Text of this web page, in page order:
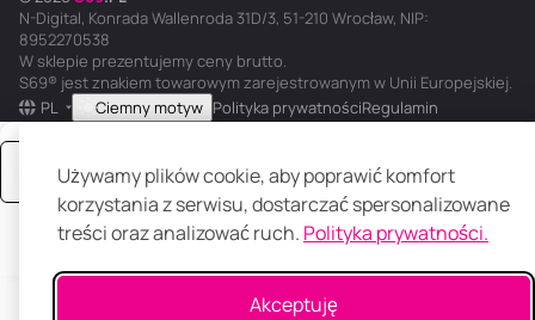
Używamy plików cookie, aby poprawić komfort
korzystania z serwisu, dostarczać spersonalizowane
treści oraz analizować ruch. Polityka prywatności.
Akceptuję
Zamów
N-Digital, Konrada Wallenroda 31D/3, 51-210 Wrocław, NIP:
8952270538
W sklepie prezentujemy ceny brutto.
S69® jest znakiem towarowym zarejestrowanym w Unii Europejskiej.
PL
Ciemny motyw Polityka prywatnościRegulamin